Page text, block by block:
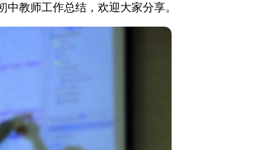
教师工作总结，欢迎大家分享。